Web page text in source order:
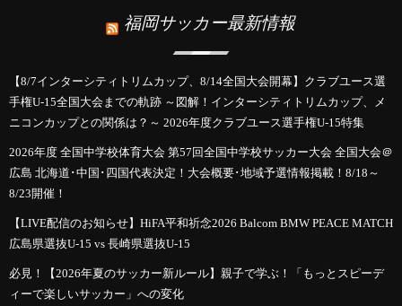
福岡サッカー最新情報
【8/7インターシティトリムカップ、8/14全国大会開幕】クラブユース選
手権U-15全国大会までの軌跡 ～図解！インターシティトリムカップ、メ
ニコンカップとの関係は？～ 2026年度クラブユース選手権U-15特集
2026年度 全国中学校体育大会 第57回全国中学校サッカー大会 全国大会＠
広島 北海道･中国･四国代表決定！大会概要･地域予選情報掲載！8/18～
8/23開催！
【LIVE配信のお知らせ】HiFA平和祈念2026 Balcom BMW PEACE MATCH
広島県選抜U-15 vs 長崎県選抜U-15
必見！【2026年夏のサッカー新ルール】親子で学ぶ！「もっとスピーデ
ィーで楽しいサッカー」への変化